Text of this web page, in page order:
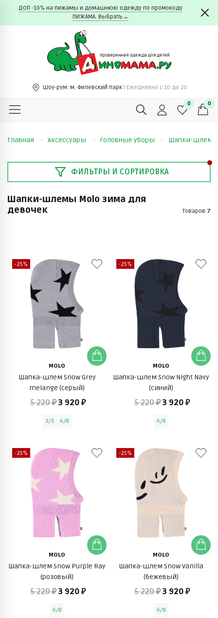
ДОП -10% на пижамы и домашнюю одежду по промокоду
ПИЖАМА. Выбрать→
Шоу-рум: м. Филевский парк | Ежедневно c 10 до 20
0 0
Главная Аксессуары Головные уборы Шапки-шлемы
ФИЛЬТРЫ И СОРТИРОВКА
Шапки-шлемы Molo зима для
девочек
Товаров:7
-25%
MOLO
Шапка-шлем Snow Grey
melange (серый)
5 220 ₽3 920 ₽
3/5 6/8
-25%
MOLO
Шапка-шлем Snow Night Navy
(синий)
5 220 ₽3 920 ₽
6/8
-25%
MOLO
Шапка-шлем Snow Purple Ray
(розовый)
5 220 ₽3 920 ₽
6/8
-25%
MOLO
Шапка-шлем Snow Vanilla
(бежевый)
5 220 ₽3 920 ₽
6/8